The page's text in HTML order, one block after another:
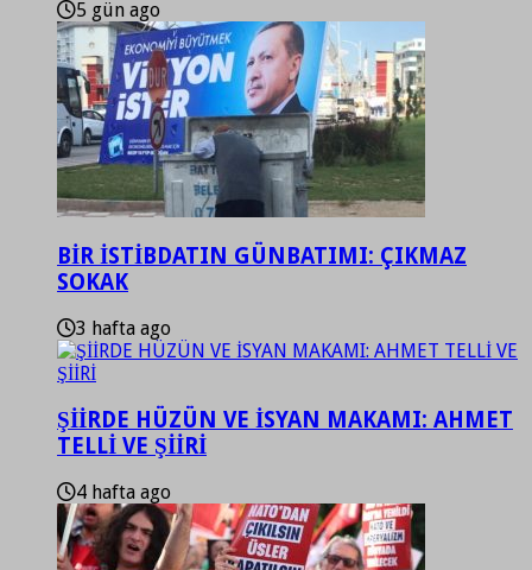
5 gün ago
BİR İSTİBDATIN GÜNBATIMI: ÇIKMAZ
SOKAK
3 hafta ago
ŞİİRDE HÜZÜN VE İSYAN MAKAMI: AHMET
TELLİ VE ŞİİRİ
4 hafta ago